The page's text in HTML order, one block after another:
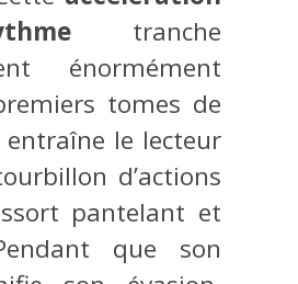
tranche
énormément
tomes de
entraîne le lecteur
d’actions
pantelant et
que son